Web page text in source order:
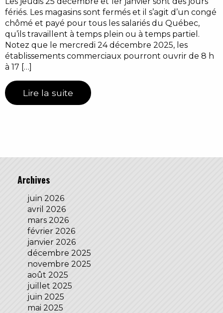
fériés. Les magasins sont fermés et il s’agit d’un congé
chômé et payé pour tous les salariés du Québec,
qu’ils travaillent à temps plein ou à temps partiel.
Notez que le mercredi 24 décembre 2025, les
établissements commerciaux pourront ouvrir de 8 h
à 17 […]
Lire la suite
Archives
juin 2026
avril 2026
mars 2026
février 2026
janvier 2026
décembre 2025
novembre 2025
août 2025
juillet 2025
juin 2025
mai 2025